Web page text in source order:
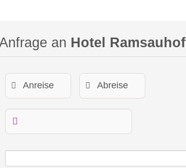
an Hotel Ramsauhof